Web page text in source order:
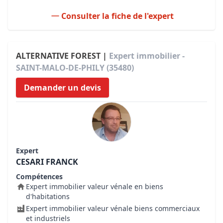
Consulter la fiche de l'expert
ALTERNATIVE FOREST | Expert immobilier -
SAINT-MALO-DE-PHILY (35480)
Demander un devis
Expert
CESARI FRANCK
Compétences
Expert immobilier valeur vénale en biens
d'habitations
Expert immobilier valeur vénale biens commerciaux
et industriels